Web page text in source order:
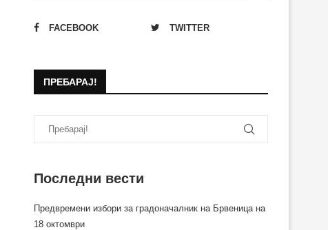
FACEBOOK TWITTER
ПРЕБАРАЈ!
Последни вести
Предвремени избори за градоначалник на Брвеница на
18 октомври